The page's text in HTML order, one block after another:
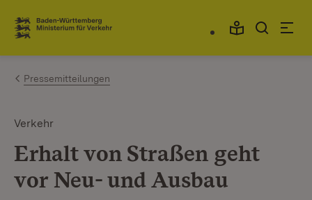
Zum Inhalt springen
Link zur Startseite
Pressemitteilungen
Verkehr
Erhalt von Straßen geht
vor Neu- und Ausbau